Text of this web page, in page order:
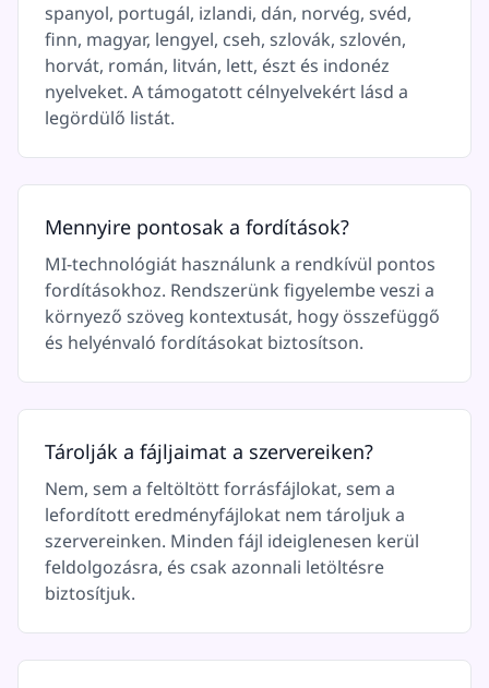
spanyol, portugál, izlandi, dán, norvég, svéd,
finn, magyar, lengyel, cseh, szlovák, szlovén,
horvát, román, litván, lett, észt és indonéz
nyelveket. A támogatott célnyelvekért lásd a
legördülő listát.
Mennyire pontosak a fordítások?
MI-technológiát használunk a rendkívül pontos
fordításokhoz. Rendszerünk figyelembe veszi a
környező szöveg kontextusát, hogy összefüggő
és helyénvaló fordításokat biztosítson.
Tárolják a fájljaimat a szervereiken?
Nem, sem a feltöltött forrásfájlokat, sem a
lefordított eredményfájlokat nem tároljuk a
szervereinken. Minden fájl ideiglenesen kerül
feldolgozásra, és csak azonnali letöltésre
biztosítjuk.